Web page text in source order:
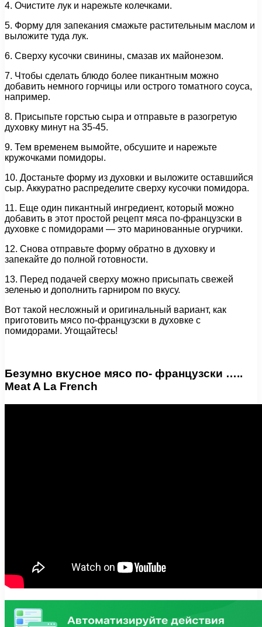
4. Очистите лук и нарежьте колечками.
5. Форму для запекания смажьте растительным маслом и
выложите туда лук.
6. Сверху кусочки свинины, смазав их майонезом.
7. Чтобы сделать блюдо более пикантным можно
добавить немного горчицы или острого томатного соуса,
например.
8. Присыпьте горстью сыра и отправьте в разогретую
духовку минут на 35-45.
9. Тем временем вымойте, обсушите и нарежьте
кружочками помидоры.
10. Достаньте форму из духовки и выложите оставшийся
сыр. Аккуратно распределите сверху кусочки помидора.
11. Еще один пикантный ингредиент, который можно
добавить в этот простой рецепт мяса по-французски в
духовке с помидорами — это маринованные огурчики.
12. Снова отправьте форму обратно в духовку и
запекайте до полной готовности.
13. Перед подачей сверху можно присыпать свежей
зеленью и дополнить гарниром по вкусу.
Вот такой несложный и оригинальный вариант, как
приготовить мясо по-французски в духовке с
помидорами. Угощайтесь!
Безумно вкусное мясо по- французски …..
Meat A La French